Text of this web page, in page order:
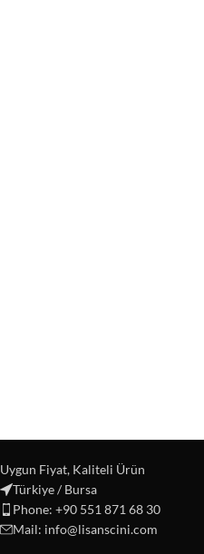
Uygun Fiyat, Kaliteli Ürün
Türkiye / Bursa
Phone: +90 551 871 68 30
Mail: info@lisanscini.com